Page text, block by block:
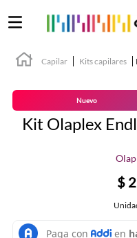
Capilar Kits capilares
Nuevo
Kit Olaplex
$